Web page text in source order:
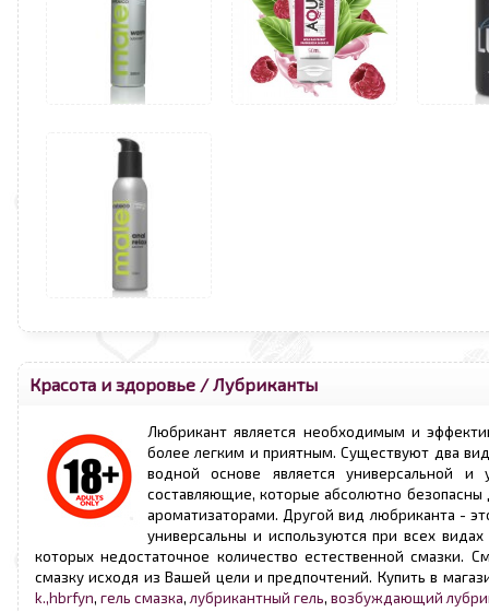
Красота и здоровье /Лубриканты
Любрикант является необходимым и
более легким и приятным. Существуют два
водной основе является универсальной и
составляющие, которые абсолютно
ароматизаторами. Другой вид любриканта -
универсальны и используются при всех
которых недостаточное количество естественной смазки.
смазку исходя из Вашей цели и предпочтений. Купить в
k.,hbrfyn, гель смазка, лубрикантный гель, возбуждающий